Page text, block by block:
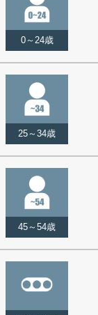
0～24歳
25～34歳
45～54歳